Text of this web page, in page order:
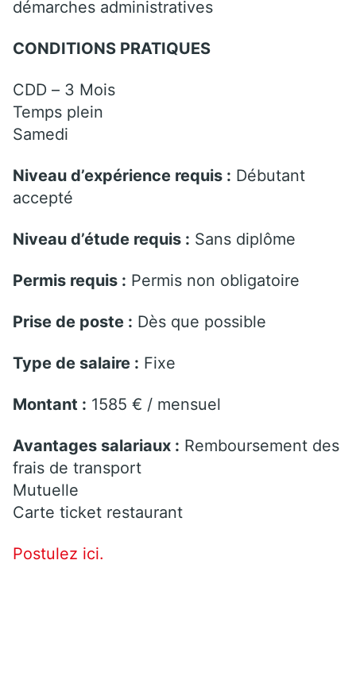
démarches administratives
CONDITIONS PRATIQUES
CDD – 3 Mois
Temps plein
Samedi
Niveau d’expérience requis : Débutant
accepté
Niveau d’étude requis : Sans diplôme
Permis requis : Permis non obligatoire
Prise de poste : Dès que possible
Type de salaire : Fixe
Montant : 1585 € / mensuel
Avantages salariaux : Remboursement des
frais de transport
Mutuelle
Carte ticket restaurant
Postulez ici.